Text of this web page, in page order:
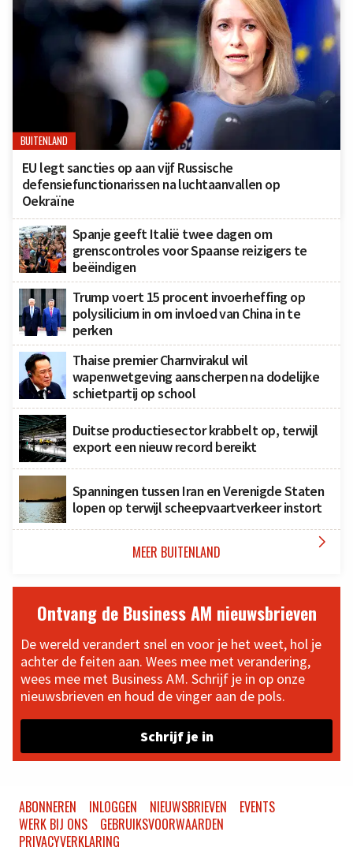
BUITENLAND
EU legt sancties op aan vijf Russische
defensiefunctionarissen na luchtaanvallen op
Oekraïne
Spanje geeft Italië twee dagen om
grenscontroles voor Spaanse reizigers te
beëindigen
Trump voert 15 procent invoerheffing op
polysilicium in om invloed van China in te
perken
Thaise premier Charnvirakul wil
wapenwetgeving aanscherpen na dodelijke
schietpartij op school
Duitse productiesector krabbelt op, terwijl
export een nieuw record bereikt
Spanningen tussen Iran en Verenigde Staten
lopen op terwijl scheepvaartverkeer instort
MEER BUITENLAND 
Ontvang de Business AM nieuwsbrieven
De wereld verandert snel en voor je het weet, hol je
achter de feiten aan. Wees mee met verandering,
wees mee met Business AM. Schrijf je in op onze
nieuwsbrieven en houd de vinger aan de pols.
Schrijf je in
ABONNEREN INLOGGEN NIEUWSBRIEVEN
EVENTS
WERK BIJ ONS
GEBRUIKSVOORWAARDEN
PRIVACYVERKLARING